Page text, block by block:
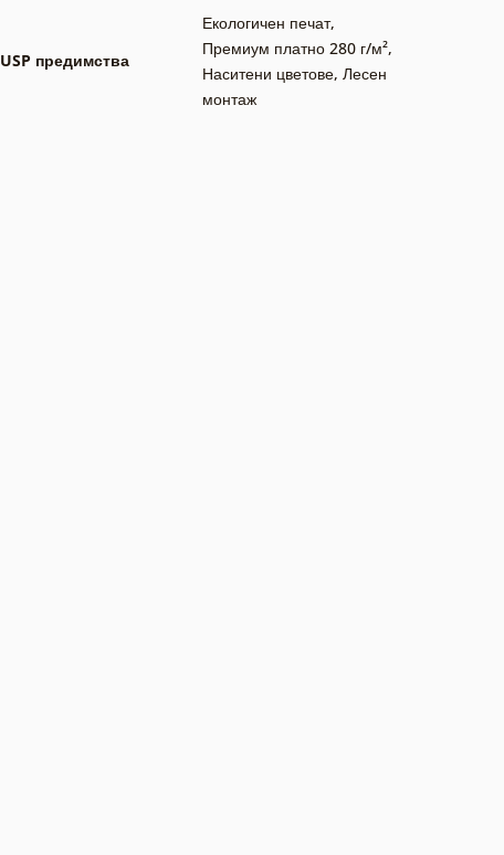
USP предимства
Екологичен печат,
Премиум платно 280 г/м²,
Наситени цветове, Лесен
монтаж